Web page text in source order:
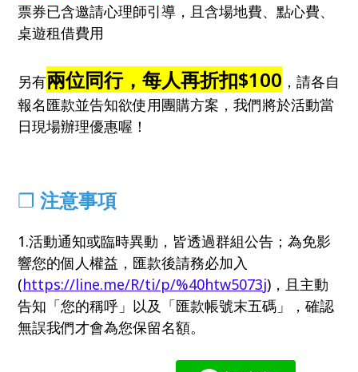
票券已含邀請心理師引導，且含場地費、點心費、
桌遊租借費用
另有兩位同行，每人再折扣$100 ，請各自
報名匯款並告知欲使用團購方案，我們將於活動當
日現場辦理優惠喔！
❐注意事項
1.活動通知或臨時異動，皆透過群組公告；為免影
響您的個人權益，匯款後請務必加入
(https://line.me/R/ti/p/%40htw5073j)，且主動
告知「您的稱呼」以及「匯款帳號末五碼」，確認
無誤我們才會為您保留名額。